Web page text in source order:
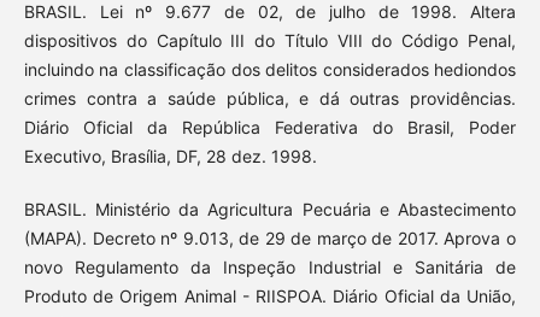
BRASIL. Lei nº 9.677 de 02, de julho de 1998. Altera
dispositivos do Capítulo III do Título VIII do Código Penal,
incluindo na classificação dos delitos considerados hediondos
crimes contra a saúde pública, e dá outras providências.
Diário Oficial da República Federativa do Brasil, Poder
Executivo, Brasília, DF, 28 dez. 1998.
BRASIL. Ministério da Agricultura Pecuária e Abastecimento
(MAPA). Decreto nº 9.013, de 29 de março de 2017. Aprova o
novo Regulamento da Inspeção Industrial e Sanitária de
Produto de Origem Animal - RIISPOA. Diário Oficial da União,